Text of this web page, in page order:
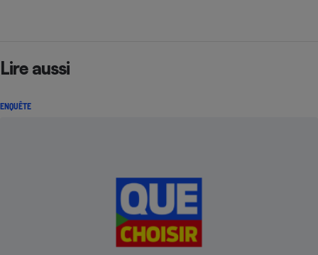
Lire aussi
ENQUÊTE